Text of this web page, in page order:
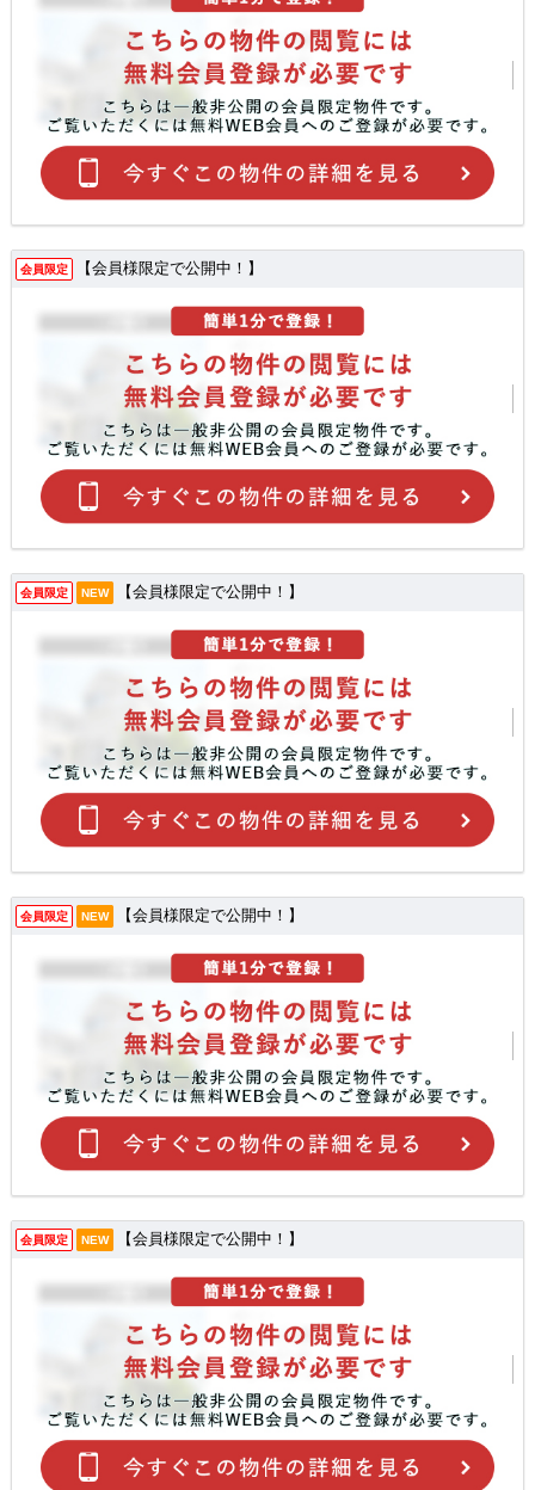
会員限定 【会員様限定で公開中！】
会員限定 NEW 【会員様限定で公開中！】
会員限定 NEW 【会員様限定で公開中！】
会員限定 NEW 【会員様限定で公開中！】